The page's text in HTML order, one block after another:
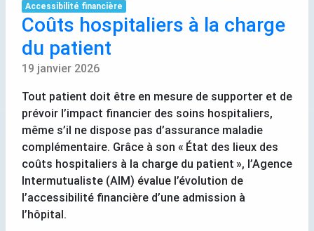
Accessibilité financière
Coûts hospitaliers à la charge
du patient
19 janvier 2026
Tout patient doit être en mesure de supporter et de
prévoir l’impact financier des soins hospitaliers,
même s’il ne dispose pas d’assurance maladie
complémentaire. Grâce à son « État des lieux des
coûts hospitaliers à la charge du patient », l’Agence
Intermutualiste (AIM) évalue l’évolution de
l’accessibilité financière d’une admission à
l’hôpital.